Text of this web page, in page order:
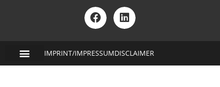
IMPRINT/IMPRESSUMDISCLAIMER